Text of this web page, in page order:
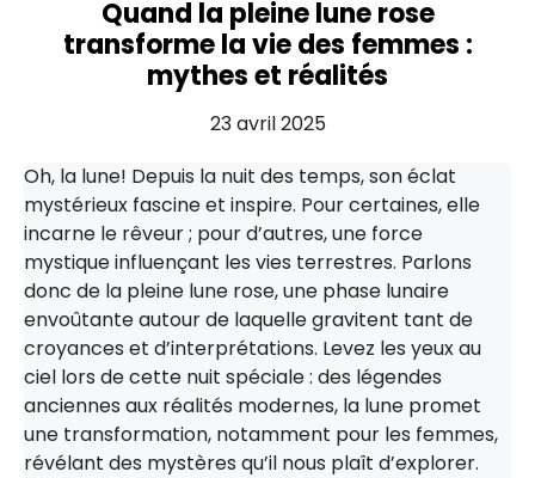
Quand la pleine lune rose
transforme la vie des femmes :
mythes et réalités
23 avril 2025
Oh, la lune! Depuis la nuit des temps, son éclat
mystérieux fascine et inspire. Pour certaines, elle
incarne le rêveur ; pour d’autres, une force
mystique influençant les vies terrestres. Parlons
donc de la pleine lune rose, une phase lunaire
envoûtante autour de laquelle gravitent tant de
croyances et d’interprétations. Levez les yeux au
ciel lors de cette nuit spéciale : des légendes
anciennes aux réalités modernes, la lune promet
une transformation, notamment pour les femmes,
révélant des mystères qu’il nous plaît d’explorer.